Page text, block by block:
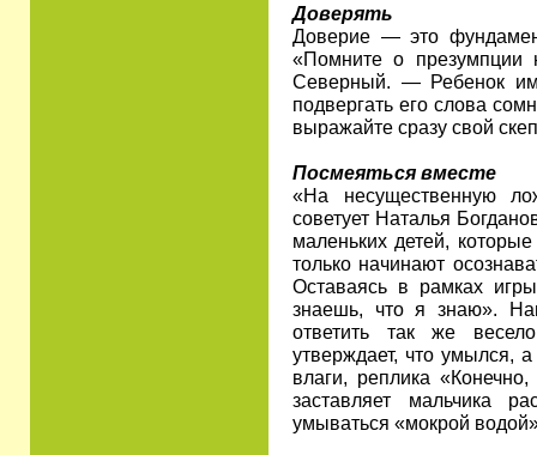
Доверять
Доверие — это
«Помните о презумпции
Северный. — Ребенок
подвергать его слова
выражайте сразу свой
Посмеяться вместе
«На несущественную
советует Наталья
маленьких детей,
только начинают
Оставаясь в рамках
знаешь, что я знаю».
ответить так же
утверждает, что умылся,
влаги, реплика
заставляет мальчика
умываться «мокрой